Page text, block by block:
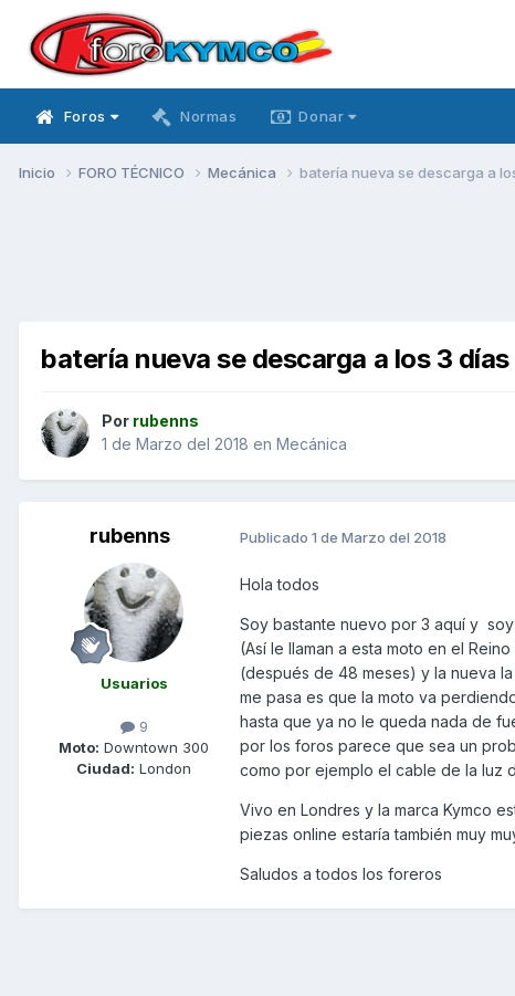
Foros Normas Donar
Inicio FORO TÉCNICO Mecánica batería nueva se descarga a
batería nueva se descarga a los 3 días
Por rubenns
1 de Marzo del 2018 en Mecánica
rubenns
Usuarios
9
Moto: Downtown 300
Ciudad: London
Publicado 1 de Marzo del 2018
Hola todos
Soy bastante nuevo por 3 aquí y
(Así le llaman a esta moto en el
(después de 48 meses) y la nueva
me pasa es que la moto va
hasta que ya no le queda nada de
por los foros parece que sea un
como por ejemplo el cable de la luz
Vivo en Londres y la marca Kymco
piezas online estaría también muy
Saludos a todos los foreros